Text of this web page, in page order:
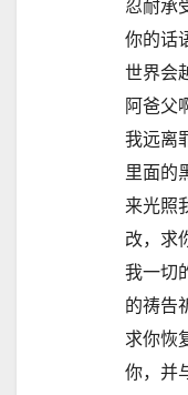
忍耐承
你的话
世界会
阿爸父
我远离
里面的
来光照
改，求
我一切
的祷告
求你恢
你，并